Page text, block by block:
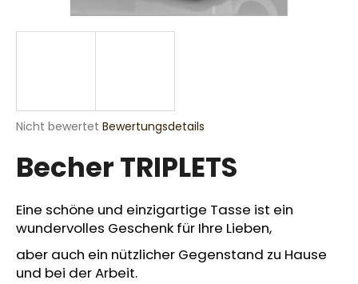
Die
Produktbewertung
ist
von
5
Sternen.
Nicht bewertet Bewertungsdetails
Becher TRIPLETS
Eine schöne und einzigartige Tasse ist ein
wundervolles Geschenk für Ihre Lieben,
aber auch ein nützlicher Gegenstand zu Hause
und bei der Arbeit.
W
r
e
m
p
f
e
h